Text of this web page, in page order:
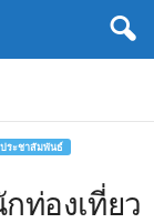
ประชาสัมพันธ์
ท่องเที่ยว